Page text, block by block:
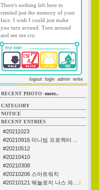
There's nothing left here to
remind just the memory of your
face. I wish I could just make
you turn around. Turn around
and see me cry.
logout login admin write
RECENT PHOTO -more..
CATEGORY
NOTICE
RECENT ENTRIES
#20211023
#20210916 미니빔 프로젝터 ...
#20210512
#20210410
#20210308
#20210206 스마트워치
#20210121 헤놀로지 나스 와...
2